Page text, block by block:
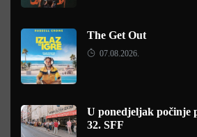
The Get Out
07.08.2026.
U ponedjeljak počinje
32. SFF